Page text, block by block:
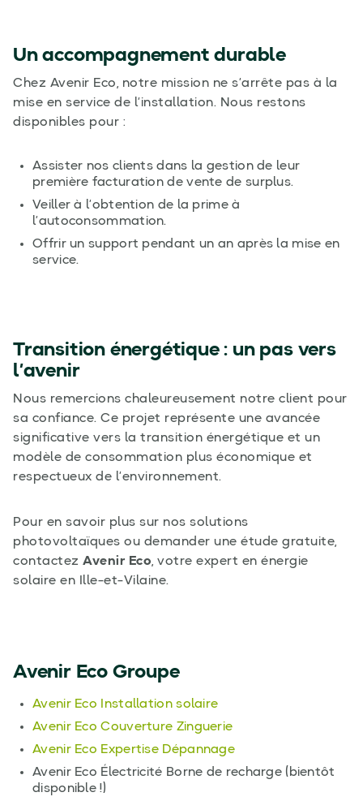
Un accompagnement durable
Chez Avenir Eco, notre mission ne s’arrête pas à la
mise en service de l’installation. Nous restons
disponibles pour :
Assister nos clients dans la gestion de leur
première facturation de vente de surplus.
Veiller à l’obtention de la prime à
l’autoconsommation.
Offrir un support pendant un an après la mise en
service.
Transition énergétique : un pas vers
l’avenir
Nous remercions chaleureusement notre client pour
sa confiance. Ce projet représente une avancée
significative vers la transition énergétique et un
modèle de consommation plus économique et
respectueux de l’environnement.
Pour en savoir plus sur nos solutions
photovoltaïques ou demander une étude gratuite,
contactez Avenir Eco, votre expert en énergie
solaire en Ille-et-Vilaine.
Avenir Eco Groupe
Avenir Eco Installation solaire
Avenir Eco Couverture Zinguerie
Avenir Eco Expertise Dépannage
Avenir Eco Électricité Borne de recharge (bientôt
disponible !)